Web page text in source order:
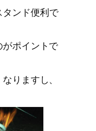
ンド便利で
ポイントで
りますし、